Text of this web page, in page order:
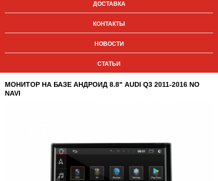
ДОСТАВКА
КОНТАКТЫ
НОВОСТИ
СТАТЬИ
МОНИТОР НА БАЗЕ АНДРОИД 8.8" AUDI Q3 2011-2016 NO
NAVI